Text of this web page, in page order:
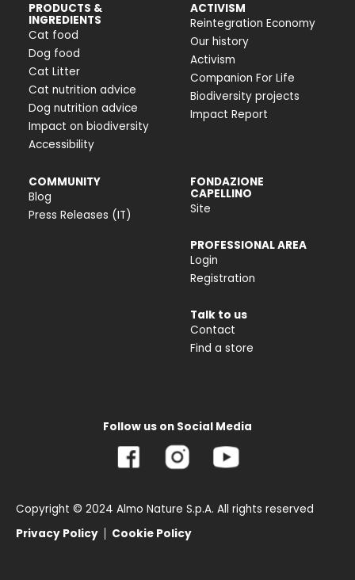
PRODUCTS &
INGREDIENTS
Cat food
Dog food
Cat Litter
Cat nutrition advice
Dog nutrition advice
Impact on biodiversity
Accessibility
ACTIVISM
Reintegration Economy
Our history
Activism
Companion For Life
Biodiversity projects
Impact Report
COMMUNITY
Blog
Press Releases (IT)
FONDAZIONE
CAPELLINO
Site
PROFESSIONAL AREA
Login
Registration
Talk to us
Contact
Find a store
Follow us on Social Media
Copyright © 2024 Almo Nature S.p.A. All rights reserved
Privacy Policy
Cookie Policy